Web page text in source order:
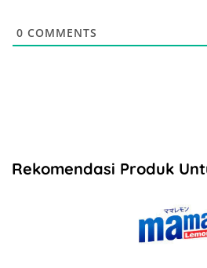
0 COMMENTS
Rekomendasi Produk